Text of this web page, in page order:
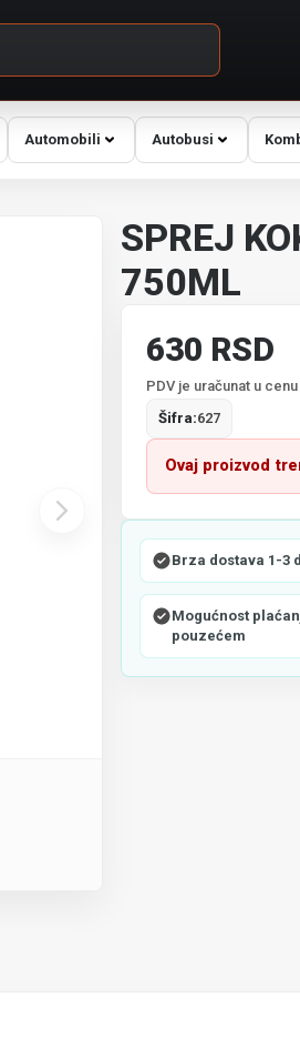
Automobili Autobusi
SPREJ
750ML
630 RSD
PDV je uračunat u
Šifra:627
Ovaj proizvod
Brza dostava 1-3
Mogućnost
pouzećem